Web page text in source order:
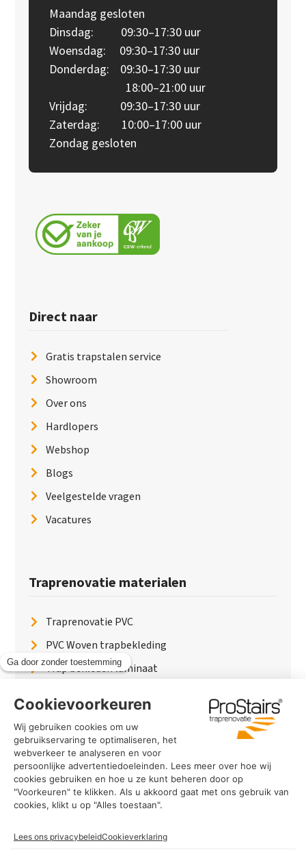
Maandag gesloten
Dinsdag: 09:30–17:30 uur
Woensdag: 09:30–17:30 uur
Donderdag: 09:30–17:30 uur
18:00–21:00 uur
Vrijdag: 09:30–17:30 uur
Zaterdag: 10:00–17:00 uur
Zondag gesloten
Direct naar
Gratis trapstalen service
Showroom
Over ons
Hardlopers
Webshop
Blogs
Veelgestelde vragen
Vacatures
Traprenovatie materialen
Traprenovatie PVC
PVC Woven trapbekleding
Trap bekleden laminaat
Traptreden beton
Traptreden leer
PaintWood
Trapverlichting
PVC Vloer
Marmerlook trap